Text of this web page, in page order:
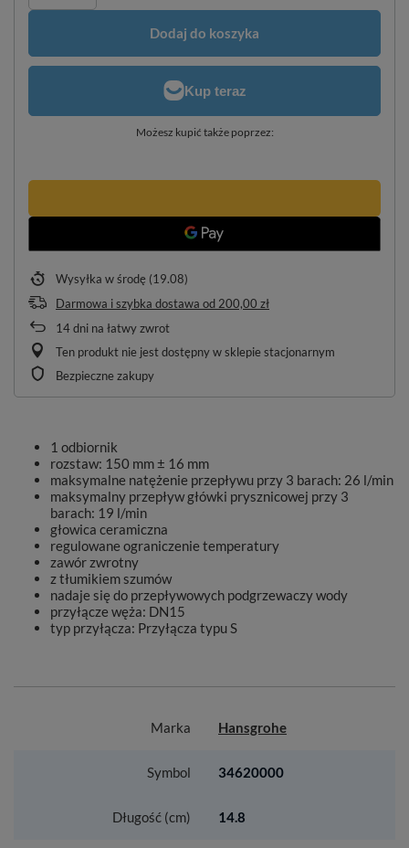
Dodaj do koszyka
Możesz kupić także poprzez:
Wysyłka w środę (19.08)
Darmowa i szybka dostawa od 200,00 zł
14dni na łatwy zwrot
Ten produkt nie jest dostępny w sklepie stacjonarnym
Bezpieczne zakupy
1 odbiornik
rozstaw: 150 mm ± 16 mm
maksymalne natężenie przepływu przy 3 barach: 26 l/min
maksymalny przepływ główki prysznicowej przy 3
barach: 19 l/min
głowica ceramiczna
regulowane ograniczenie temperatury
zawór zwrotny
z tłumikiem szumów
nadaje się do przepływowych podgrzewaczy wody
przyłącze węża: DN15
typ przyłącza: Przyłącza typu S
Marka Hansgrohe
Symbol 34620000
Długość (cm) 14.8